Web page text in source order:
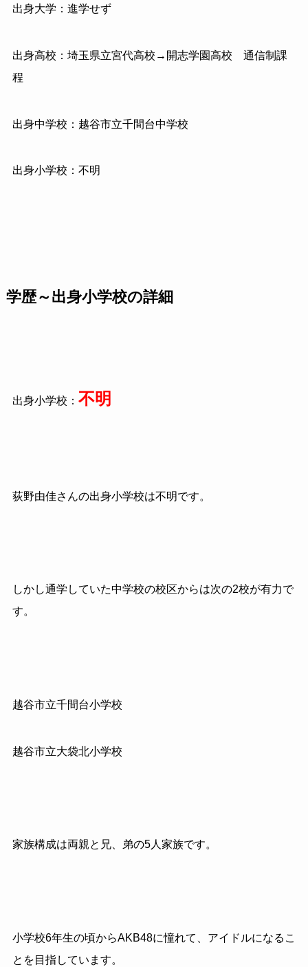
出身大学：進学せず
出身高校：埼玉県立宮代高校→開志学園高校 通信制課
程
出身中学校：越谷市立千間台中学校
出身小学校：不明
学歴～出身小学校の詳細
出身小学校： 不明
荻野由佳さんの出身小学校は不明です。
しかし通学していた中学校の校区からは次の2校が有力で
す。
越谷市立千間台小学校
越谷市立大袋北小学校
家族構成は両親と兄、弟の5人家族です。
小学校6年生の頃からAKB48に憧れて、アイドルになるこ
とを目指しています。